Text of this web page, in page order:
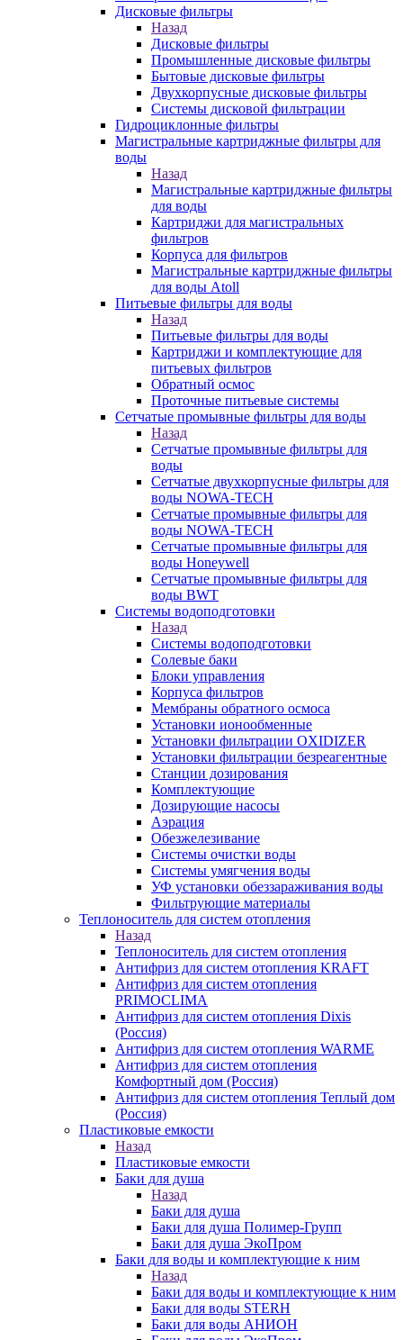
Дисковые фильтры
Назад
Дисковые фильтры
Промышленные дисковые фильтры
Бытовые дисковые фильтры
Двухкорпусные дисковые фильтры
Системы дисковой фильтрации
Гидроциклонные фильтры
Магистральные картриджные фильтры для
воды
Назад
Магистральные картриджные фильтры
для воды
Картриджи для магистральных
фильтров
Корпуса для фильтров
Магистральные картриджные фильтры
для воды Atoll
Питьевые фильтры для воды
Назад
Питьевые фильтры для воды
Картриджи и комплектующие для
питьевых фильтров
Обратный осмос
Проточные питьевые системы
Сетчатые промывные фильтры для воды
Назад
Сетчатые промывные фильтры для
воды
Сетчатые двухкорпусные фильтры для
воды NOWA-TECH
Сетчатые промывные фильтры для
воды NOWA-TECH
Сетчатые промывные фильтры для
воды Honeywell
Сетчатые промывные фильтры для
воды BWT
Системы водоподготовки
Назад
Системы водоподготовки
Солевые баки
Блоки управления
Корпуса фильтров
Мембраны обратного осмоса
Установки ионообменные
Установки фильтрации OXIDIZER
Установки фильтрации безреагентные
Станции дозирования
Комплектующие
Дозирующие насосы
Аэрация
Обезжелезивание
Системы очистки воды
Системы умягчения воды
УФ установки обеззараживания воды
Фильтрующие материалы
Теплоноситель для систем отопления
Назад
Теплоноситель для систем отопления
Антифриз для систем отопления KRAFT
Антифриз для систем отопления
PRIMOCLIMA
Антифриз для систем отопления Dixis
(Россия)
Антифриз для систем отопления WARME
Антифриз для систем отопления
Комфортный дом (Россия)
Антифриз для систем отопления Теплый дом
(Россия)
Пластиковые емкости
Назад
Пластиковые емкости
Баки для душа
Назад
Баки для душа
Баки для душа Полимер-Групп
Баки для душа ЭкоПром
Баки для воды и комплектующие к ним
Назад
Баки для воды и комплектующие к ним
Баки для воды STERH
Баки для воды АНИОН